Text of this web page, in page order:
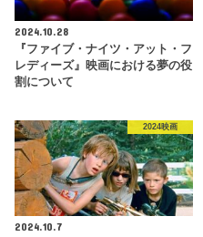
2024.10.28
『ファイブ・ナイツ・アット・フ
レディーズ』映画における夢の役
割について
2024映画
2024.10.7